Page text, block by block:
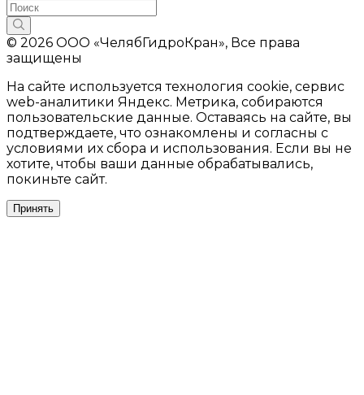
© 2026 ООО «ЧелябГидроКран», Все права
защищены
На сайте используется технология cookie, сервис
web-аналитики Яндекс. Метрика, собираются
пользовательские данные. Оставаясь на сайте, вы
подтверждаете, что ознакомлены и согласны с
условиями их сбора и использования. Если вы не
хотите, чтобы ваши данные обрабатывались,
покиньте сайт.
Принять